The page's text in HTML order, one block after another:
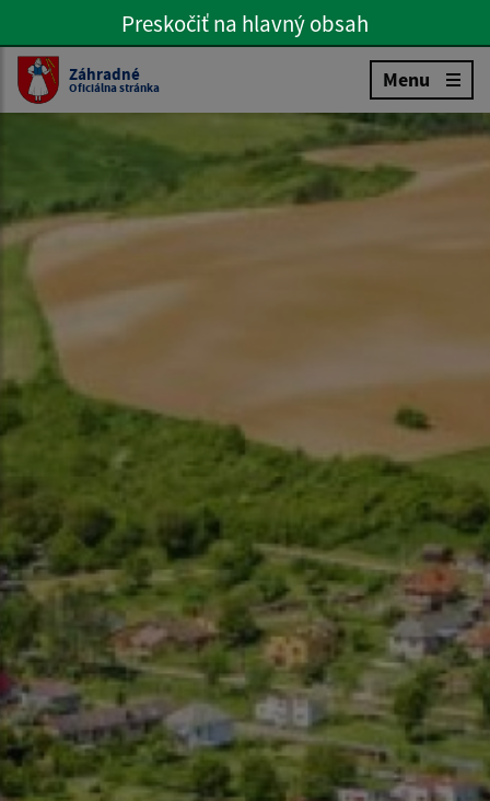
Preskočiť na hlavné menu
Preskočiť na hlavný obsah
Slovenčina
Záhradné
Oficiálna stránka Menu